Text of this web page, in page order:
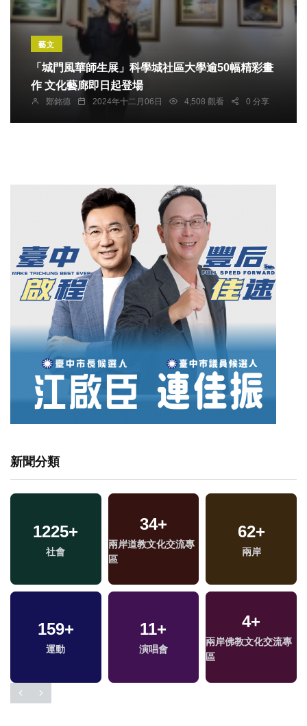
藝文
「城門風華師生展」科學城社區大學逾50幅精彩畫
作 文化藝廊即日起登場
鄭銘德 2024年十二月06日 4,508 觀看 0 分享
新聞分類
1225+
社會
34+
兩岸道教文化交流專
區
62+
兩岸
159+
運動
11+
演唱會
4+
兩岸佛教文化交流專
區